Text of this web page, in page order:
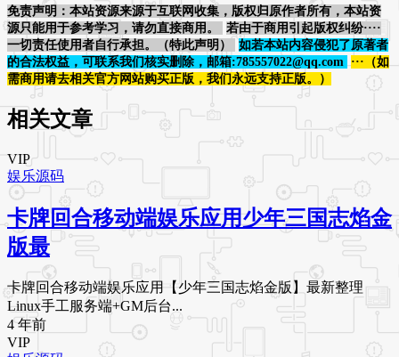
免责声明：本站资源来源于互联网收集，版权归原作者所有，本站资
源只能用于参考学习，请勿直接商用。
若由于商用引起版权纠纷····
一切责任使用者自行承担。（特此声明）
如若本站内容侵犯了原著者
的合法权益，可联系我们核实删除，邮箱:785557022@qq.com
···（如
需商用请去相关官方网站购买正版，我们永远支持正版。）
相关文章
VIP
娱乐源码
卡牌回合移动端娱乐应用少年三国志焰金
版最
卡牌回合移动端娱乐应用【少年三国志焰金版】最新整理
Linux手工服务端+GM后台...
4 年前
VIP